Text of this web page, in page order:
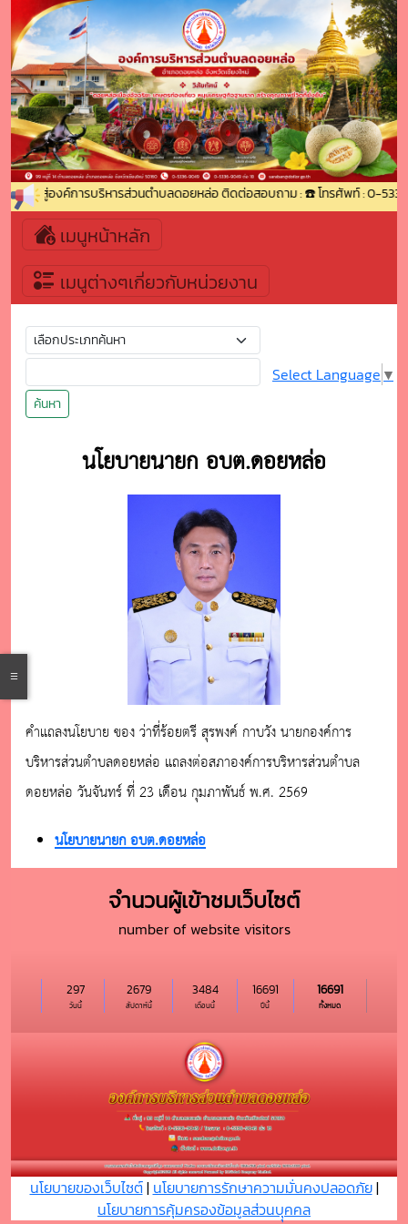
เข้าสู่องค์การบริหารส่วนตำบลดอยหล่อ ติดต่อสอบถาม : ☎️ โทรศัพท์ : 0-
เมนูหน้าหลัก
เมนูต่างๆเกี่ยวกับหน่วยงาน
ค้นหา
Select Language ▼
นโยบายนายก อบต.ดอยหล่อ
คำแถลงนโยบาย ของ ว่าที่ร้อยตรี สุรพงค์ กาบวัง นายกองค์การ
บริหารส่วนตำบลดอยหล่อ แถลงต่อสภาองค์การบริหารส่วนตำบล
ดอยหล่อ วันจันทร์ ที่ 23 เดือน กุมภาพันธ์ พ.ศ. 2569
นโยบายนายก อบต.ดอยหล่อ
จำนวนผู้เข้าชมเว็บไซต์
number of website visitors
วันนี้
297
สัปดาห์นี้
2679
เดือนนี้
3484
ปีนี้
16691
ทั้งหมด
16691
นโยบายของเว็บไซต์| นโยบายการรักษาความมั่นคงปลอดภัย|
นโยบายการคุ้มครองข้อมูลส่วนบุุคคล